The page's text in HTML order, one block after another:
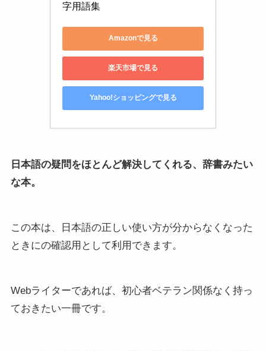
字用語集
Amazonで見る
楽天市場で見る
Yahoo!ショッピングで見る
日本語の疑問をほとんど解決してくれる、辞書みたい
な本。
この本は、日本語の正しい使い方が分からなくなった
ときにの確認用として利用できます。
Webライターであれば、初心者ベテラン関係なく持っ
ておきたい一冊です。